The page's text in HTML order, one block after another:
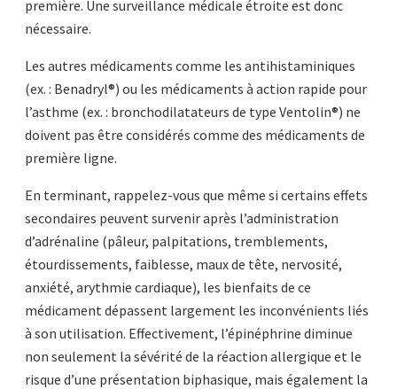
première. Une surveillance médicale étroite est donc
nécessaire.
Les autres médicaments comme les antihistaminiques
(ex. : Benadryl®) ou les médicaments à action rapide pour
l’asthme (ex. : bronchodilatateurs de type Ventolin®) ne
doivent pas être considérés comme des médicaments de
première ligne.
En terminant, rappelez-vous que même si certains effets
secondaires peuvent survenir après l’administration
d’adrénaline (pâleur, palpitations, tremblements,
étourdissements, faiblesse, maux de tête, nervosité,
anxiété, arythmie cardiaque), les bienfaits de ce
médicament dépassent largement les inconvénients liés
à son utilisation. Effectivement, l’épinéphrine diminue
non seulement la sévérité de la réaction allergique et le
risque d’une présentation biphasique, mais également la